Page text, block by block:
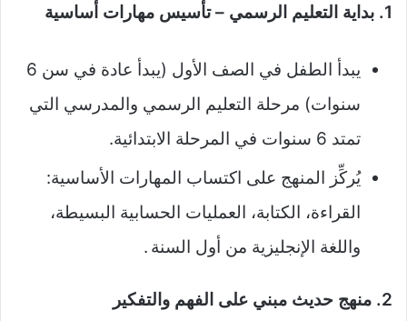
1. بداية التعليم الرسمي – تأسيس مهارات أساسية
يبدأ الطفل في الصف الأول (يبدأ عادة في سن 6
سنوات) مرحلة التعليم الرسمي والمدرسي التي
تمتد 6 سنوات في المرحلة الابتدائية.
يُركِّز المنهج على اكتساب المهارات الأساسية:
القراءة، الكتابة، العمليات الحسابية البسيطة،
واللغة الإنجليزية من أول السنة .
2. منهج حديث مبني على الفهم والتفكير